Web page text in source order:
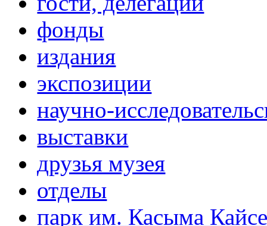
фонды
издания
экспозиции
научно-
выставки
друзья музея
отделы
парк им. Касыма